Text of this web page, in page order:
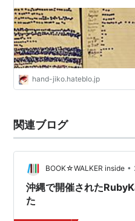
hand-jiko.hateblo.jp
関連ブログ
BOOK☆WALKER inside •
沖縄で開催された
た